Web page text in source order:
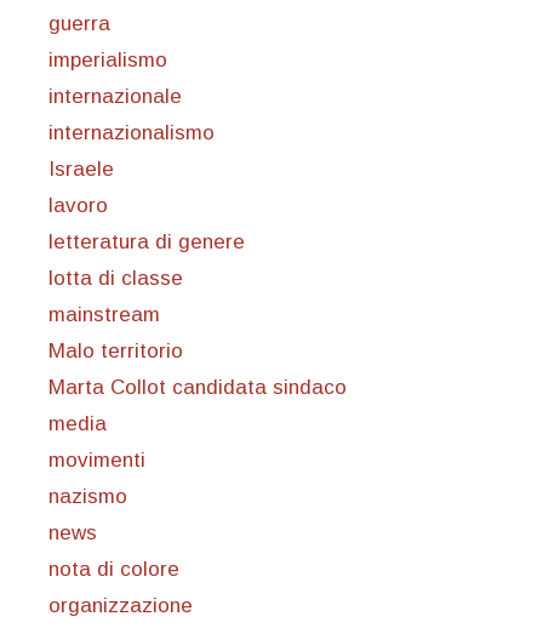
guerra
imperialismo
internazionale
internazionalismo
Israele
lavoro
letteratura di genere
lotta di classe
mainstream
Malo territorio
Marta Collot candidata sindaco
media
movimenti
nazismo
news
nota di colore
organizzazione